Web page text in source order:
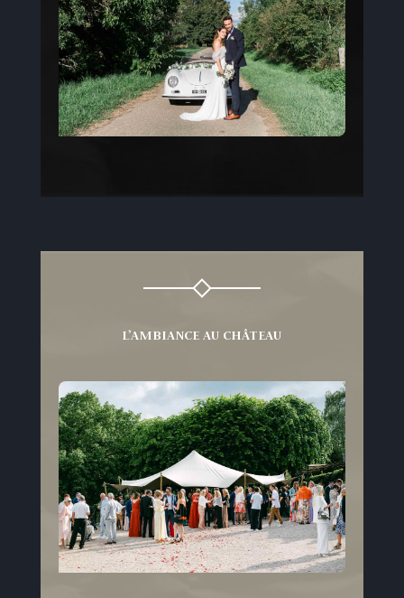
L’AMBIANCE AU CHÂTEAU